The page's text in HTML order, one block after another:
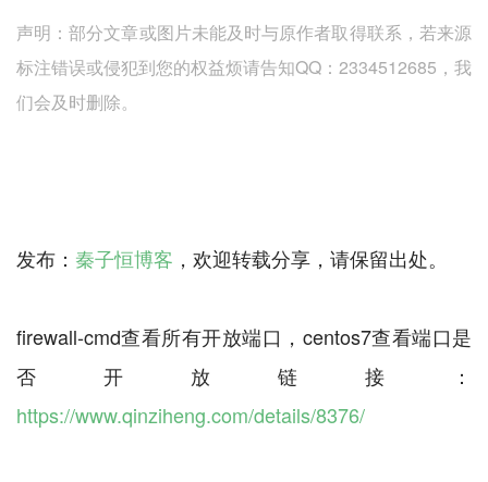
声明：部分文章或图片未能及时与原作者取得联系，若来源
标注错误或侵犯到您的权益烦请告知QQ：2334512685，我
们会及时删除。
发布： 秦子恒博客 ，欢迎转载分享，请保留出处。
firewall-cmd查看所有开放端口，centos7查看端口是
否开放链接：
https://www.qinziheng.com/details/8376/